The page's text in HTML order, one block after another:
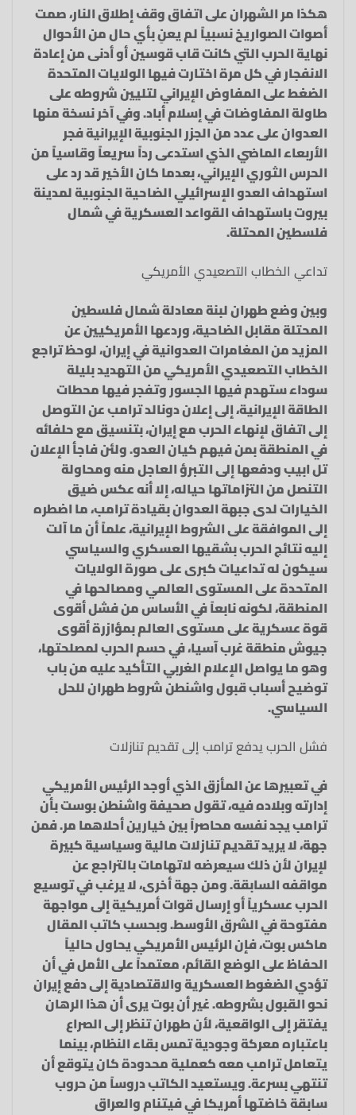
هكذا مر الشهران على اتفاق وقف إطلاق النار، صمت
أصوات الصواريخ نسبياً لم يعنِ بأي حال من الأحوال
نهاية الحرب التي كانت قاب قوسين أو أدنى من إعادة
الانفجار في كل مرة اختارت فيها الولايات المتحدة
الضغط على المفاوض الإيراني لتليين شروطه على
طاولة المفاوضات في إسلام أباد. وفي آخر نسخة منها
العدوان على عدد من الجزر الجنوبية الإيرانية فجر
الأربعاء الماضي الذي استدعى رداً سريعاً وقاسياً من
الحرس الثوري الإيراني، بعدما كان الأخير قد رد على
استهداف العدو الإسرائيلي الضاحية الجنوبية لمدينة
بيروت باستهداف القواعد العسكرية في شمال
فلسطين المحتلة.
تداعي الخطاب التصعيدي الأمريكي
وبين وضع طهران لبنة معادلة شمال فلسطين
المحتلة مقابل الضاحية، وردعها الأمريكيين عن
المزيد من المغامرات العدوانية في إيران، لوحظ تراجع
الخطاب التصعيدي الأمريكي من التهديد بليلة
سوداء ستهدم فيها الجسور وتفجر فيها محطات
الطاقة الإيرانية، إلى إعلان دونالد ترامب عن التوصل
إلى اتفاق لإنهاء الحرب مع إيران، بتنسيق مع حلفائه
في المنطقة بمن فيهم كيان العدو. ولئن فاجأ الإعلان
تل ابيب ودفعها إلى التبرؤ العاجل منه ومحاولة
التنصل من التزاماتها حياله، إلا أنه عكس ضيق
الخيارات لدى جبهة العدوان بقيادة ترامب، ما اضطره
إلى الموافقة على الشروط الإيرانية، علماً أن ما آلت
إليه نتائج الحرب بشقيها العسكري والسياسي
سيكون له تداعيات كبرى على صورة الولايات
المتحدة على المستوى العالمي ومصالحها في
المنطقة، لكونه نابعاً في الأساس من فشل أقوى
قوة عسكرية على مستوى العالم بمؤازرة أقوى
جيوش منطقة غرب آسيا، في حسم الحرب لمصلحتها،
وهو ما يواصل الإعلام الغربي التأكيد عليه من باب
توضيح أسباب قبول واشنطن شروط طهران للحل
السياسي.
فشل الحرب يدفع ترامب إلى تقديم تنازلات
في تعبيرها عن المأزق الذي أوجد الرئيس الأمريكي
إدارته وبلاده فيه، تقول صحيفة واشنطن بوست بأن
ترامب يجد نفسه محاصراً بين خيارين أحلاهما مر. فمن
جهة، لا يريد تقديم تنازلات مالية وسياسية كبيرة
لإيران لأن ذلك سيعرضه لاتهامات بالتراجع عن
مواقفه السابقة. ومن جهة أخرى، لا يرغب في توسيع
الحرب عسكرياً أو إرسال قوات أمريكية إلى مواجهة
مفتوحة في الشرق الأوسط. وبحسب كاتب المقال
ماكس بوت، فإن الرئيس الأمريكي يحاول حالياً
الحفاظ على الوضع القائم، معتمداً على الأمل في أن
تؤدي الضغوط العسكرية والاقتصادية إلى دفع إيران
نحو القبول بشروطه. غير أن بوت يرى أن هذا الرهان
يفتقر إلى الواقعية، لأن طهران تنظر إلى الصراع
باعتباره معركة وجودية تمس بقاء النظام، بينما
يتعامل ترامب معه كعملية محدودة كان يتوقع أن
تنتهي بسرعة. ويستعيد الكاتب دروساً من حروب
سابقة خاضتها أمريكا في فيتنام والعراق